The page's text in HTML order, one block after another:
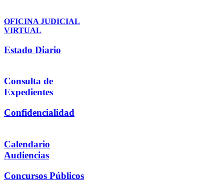
OFICINA JUDICIAL
VIRTUAL
Estado Diario
Consulta de
Expedientes
Confidencialidad
Calendario
Audiencias
Concursos Públicos